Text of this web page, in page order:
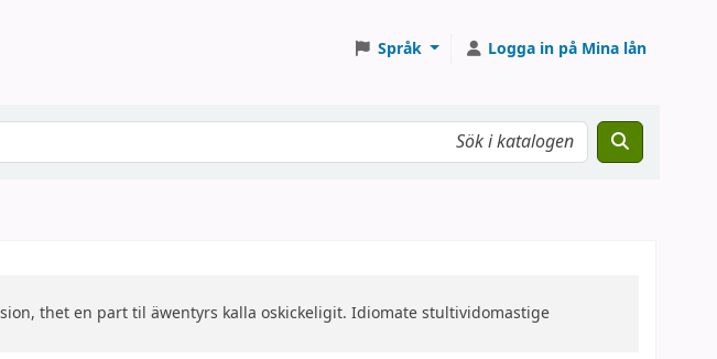
Språk Logga in på Mina lån
thet en part til äwentyrs kalla oskickeligit. Idiomate stultividomastige